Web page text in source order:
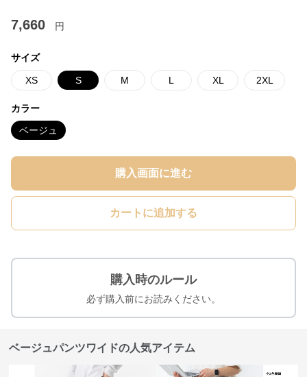
7,660 円
サイズ
XS S M L XL 2XL
カラー
ベージュ
購入画面に進む
カートに追加する
購入時のルール
必ず購入前にお読みください。
ベージュパンツワイドの人気アイテム